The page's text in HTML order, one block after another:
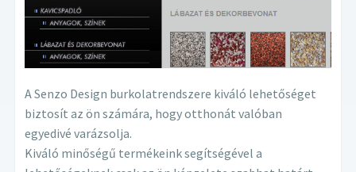
A Senzo Design burkolatrendszere kiváló lehetőséget
biztosít az ön számára, hogy otthonát valóban
egyedivé varázsolja.
Kiváló minőségű termékeink segítségével a